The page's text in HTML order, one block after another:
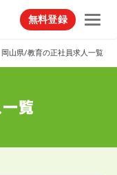
無料登録
岡山県/教育の正社員求人一覧
覧